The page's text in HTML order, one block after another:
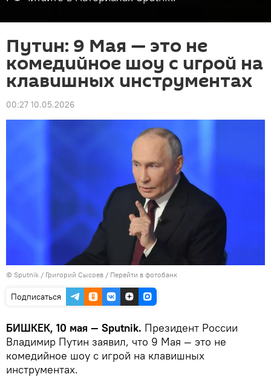
Путин: 9 Мая — это не
комедийное шоу с игрой на
клавишных инструментах
00:27 10.05.2026
© Sputnik / Григорий Сысоев / Перейти в фотобанк
Подписаться
БИШКЕК, 10 мая — Sputnik. Президент России
Владимир Путин заявил, что 9 Мая — это не
комедийное шоу с игрой на клавишных
инструментах.